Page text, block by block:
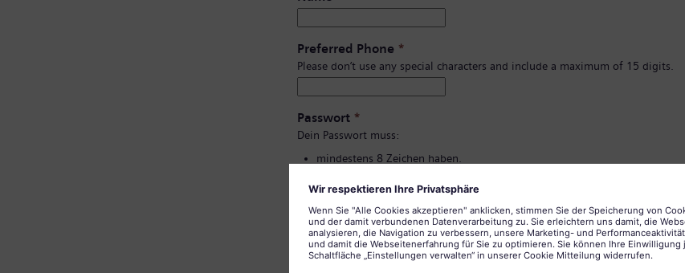
Preferred Phone *
Please don’t use any special characters and include a maximum of 15 digits.
Passwort *
Dein Passwort muss:
mindestens 8 Zeichen haben.
keine allgemein üblichen Wörter enthalten.